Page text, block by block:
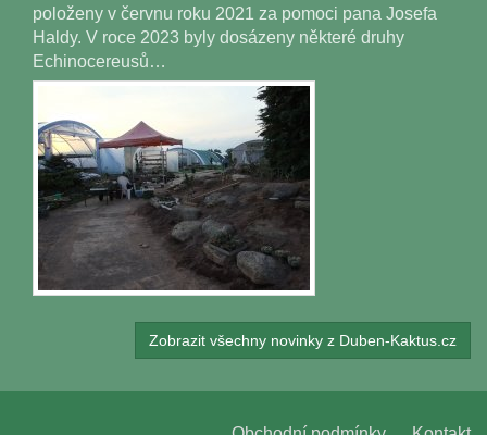
položeny v červnu roku 2021 za pomoci pana Josefa
Haldy. V roce 2023 byly dosázeny některé druhy
Echinocereusů…
Zobrazit všechny novinky z Duben-Kaktus.cz